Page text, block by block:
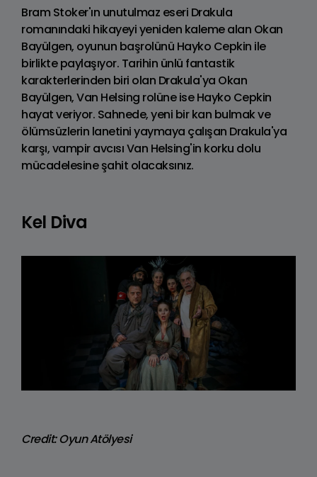
Bram Stoker'ın unutulmaz eseri Drakula
romanındaki hikayeyi yeniden kaleme alan Okan
Bayülgen, oyunun başrolünü Hayko Cepkin ile
birlikte paylaşıyor. Tarihin ünlü fantastik
karakterlerinden biri olan Drakula'ya Okan
Bayülgen, Van Helsing rolüne ise Hayko Cepkin
hayat veriyor. Sahnede, yeni bir kan bulmak ve
ölümsüzlerin lanetini yaymaya çalışan Drakula'ya
karşı, vampir avcısı Van Helsing'in korku dolu
mücadelesine şahit olacaksınız.
Kel Diva
Credit: Oyun Atölyesi